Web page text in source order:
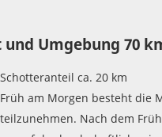
Umgebung 70
Schotteranteil ca. 20 km
Früh am Morgen besteht die
teilzunehmen. Nach dem